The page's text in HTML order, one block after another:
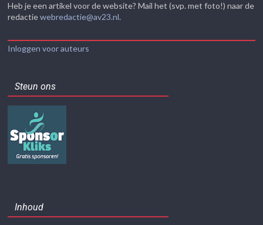
Heb je een artikel voor de website? Mail het (svp. met foto!) naar de
redactiewebredactie@av23.nl.
Inloggen voor auteurs
Steun ons
Inhoud